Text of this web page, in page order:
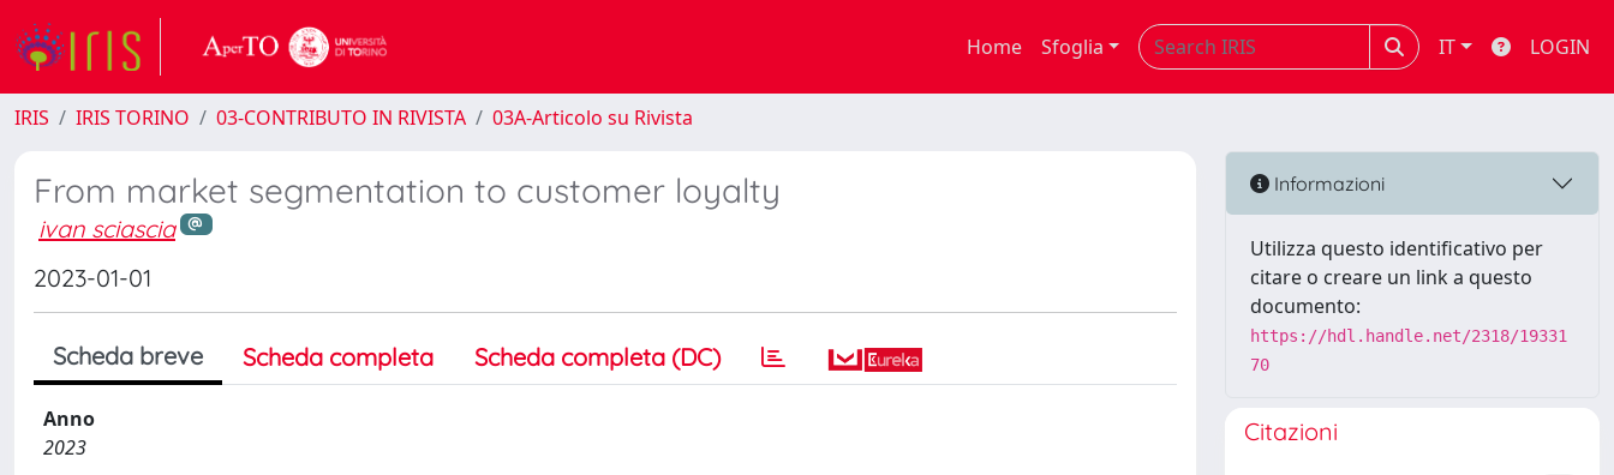
Home Sfoglia IT LOGIN
IRIS IRIS TORINO 03-CONTRIBUTO IN RIVISTA 03A-Articolo su Rivista
From market segmentation to customer loyalty
ivan sciascia
2023-01-01
Scheda breve Scheda completa Scheda completa (DC)
Anno
2023
Informazioni
Utilizza questo identificativo per
citare o creare un link a questo
documento:
https://hdl.handle.net/2318/19331
70
Citazioni